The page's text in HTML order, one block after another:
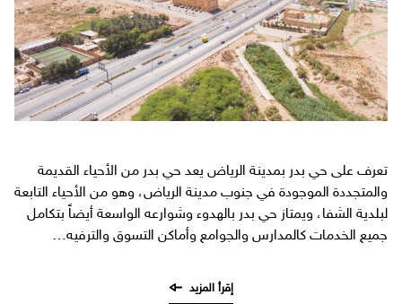
تعرف على حي بدر بمدينة الرياض يعد حي بدر من الأحياء القديمة
والمتجددة الموجودة في جنوب مدينة الرياض، وهو من الأحياء التابعة
لبلدية الشفا، ويمتاز حي بدر بالهدوء وشوارعه الواسعة أيضاً بتكامل
جميع الخدمات كالمدارس والجوامع وأماكن التسوق والترفيه…